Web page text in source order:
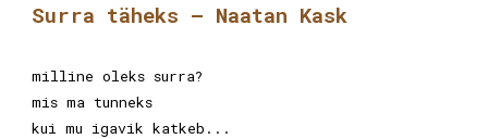
Surra täheks – Naatan Kask
milline oleks surra?
mis ma tunneks
kui mu igavik katkeb...